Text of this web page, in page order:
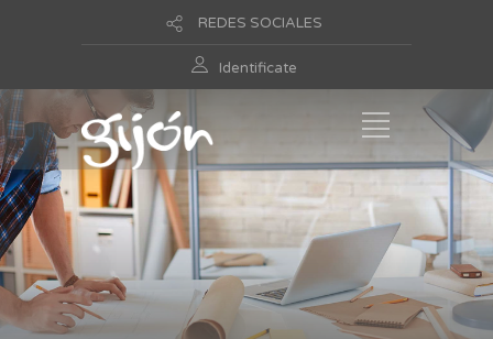
REDES SOCIALES
Identificate